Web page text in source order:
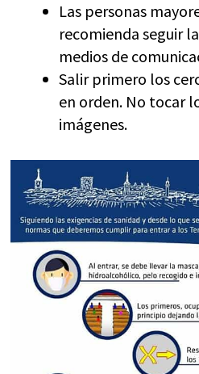
Las personas
recomienda seguir
medios de
Salir primero los
en orden. No tocar
imágenes.